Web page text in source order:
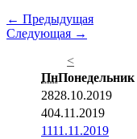
← Предыдущая
Следующая →
<
ПнПонедельник
2828.10.2019
404.11.2019
1111.11.2019